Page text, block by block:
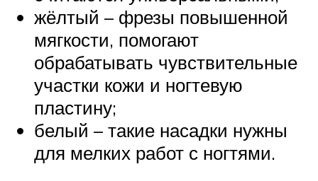
жёлтый – фрезы повышенной
мягкости, помогают
обрабатывать чувствительные
участки кожи и ногтевую
пластину;
белый – такие насадки нужны
для мелких работ с ногтями.